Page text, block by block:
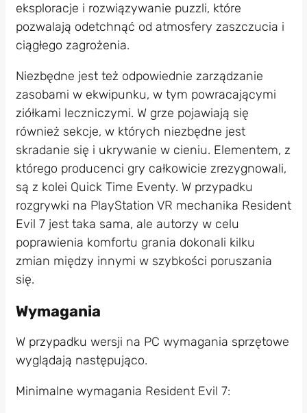
eksploracje i rozwiązywanie puzzli, które
pozwalają odetchnąć od atmosfery zaszczucia i
ciągłego zagrożenia.
Niezbędne jest też odpowiednie zarządzanie
zasobami w ekwipunku, w tym powracającymi
ziółkami leczniczymi. W grze pojawiają się
również sekcje, w których niezbędne jest
skradanie się i ukrywanie w cieniu. Elementem, z
którego producenci gry całkowicie zrezygnowali,
są z kolei Quick Time Eventy. W przypadku
rozgrywki na PlayStation VR mechanika Resident
Evil 7 jest taka sama, ale autorzy w celu
poprawienia komfortu grania dokonali kilku
zmian między innymi w szybkości poruszania
się.
Wymagania
W przypadku wersji na PC wymagania sprzętowe
wyglądają następująco.
Minimalne wymagania Resident Evil 7: